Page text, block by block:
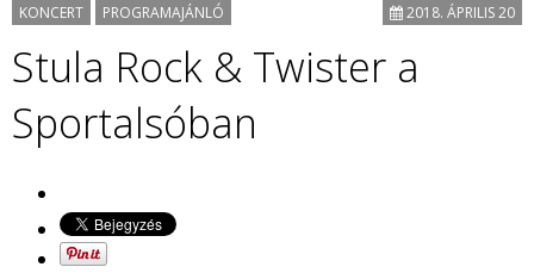
KONCERT PROGRAMAJÁNLÓ 2018. ÁPRILIS 20
Stula Rock & Twister a
Sportalsóban